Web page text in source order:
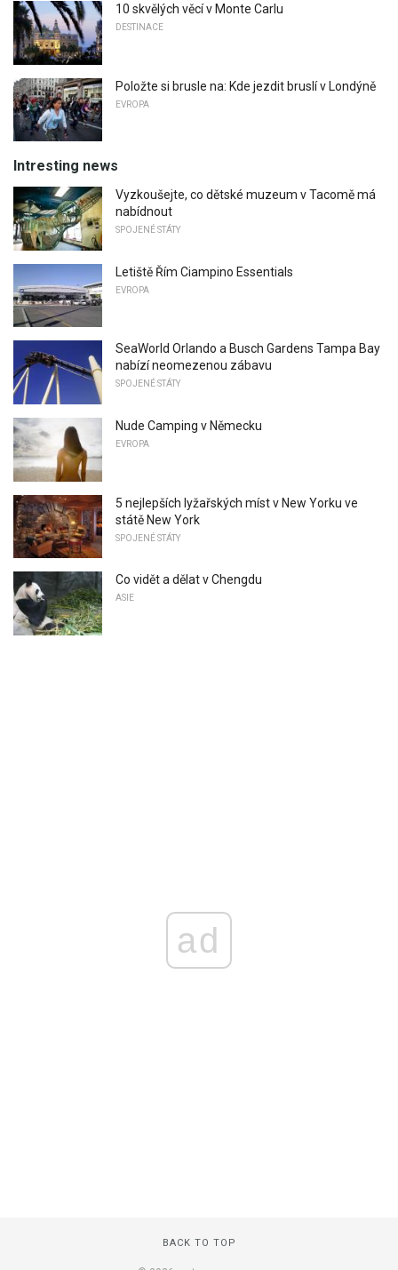
10 skvělých věcí v Monte Carlu
DESTINACE
Položte si brusle na: Kde jezdit bruslí v Londýně
EVROPA
Intresting news
Vyzkoušejte, co dětské muzeum v Tacomě má
nabídnout
SPOJENÉ STÁTY
Letiště Řím Ciampino Essentials
EVROPA
SeaWorld Orlando a Busch Gardens Tampa Bay
nabízí neomezenou zábavu
SPOJENÉ STÁTY
Nude Camping v Německu
EVROPA
5 nejlepších lyžařských míst v New Yorku ve
státě New York
SPOJENÉ STÁTY
Co vidět a dělat v Chengdu
ASIE
ad
BACK TO TOP